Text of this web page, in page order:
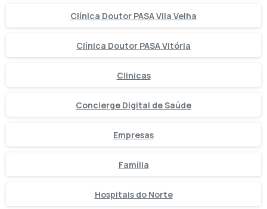
Clínica Doutor PASA Vila Velha
Clínica Doutor PASA Vitória
Clinicas
Concierge Digital de Saúde
Empresas
Família
Hospitais do Norte